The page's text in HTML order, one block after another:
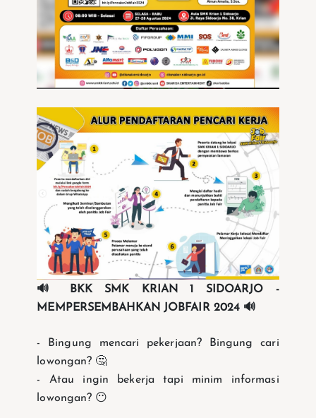
🔊 BKK SMK KRIAN 1 SIDOARJO -
MEMPERSEMBAHKAN JOBFAIR 2024 🔊
- Bingung mencari pekerjaan? Bingung cari
lowongan? 🤔
- Atau ingin bekerja tapi minim informasi
lowongan? 😶